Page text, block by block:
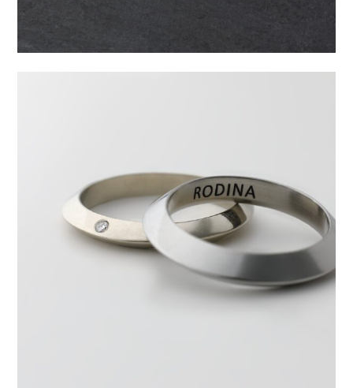
snubní prsten pro Ivanku
Kolekce:Zásnubní prsten, Na zakázku
Nerezová ocel